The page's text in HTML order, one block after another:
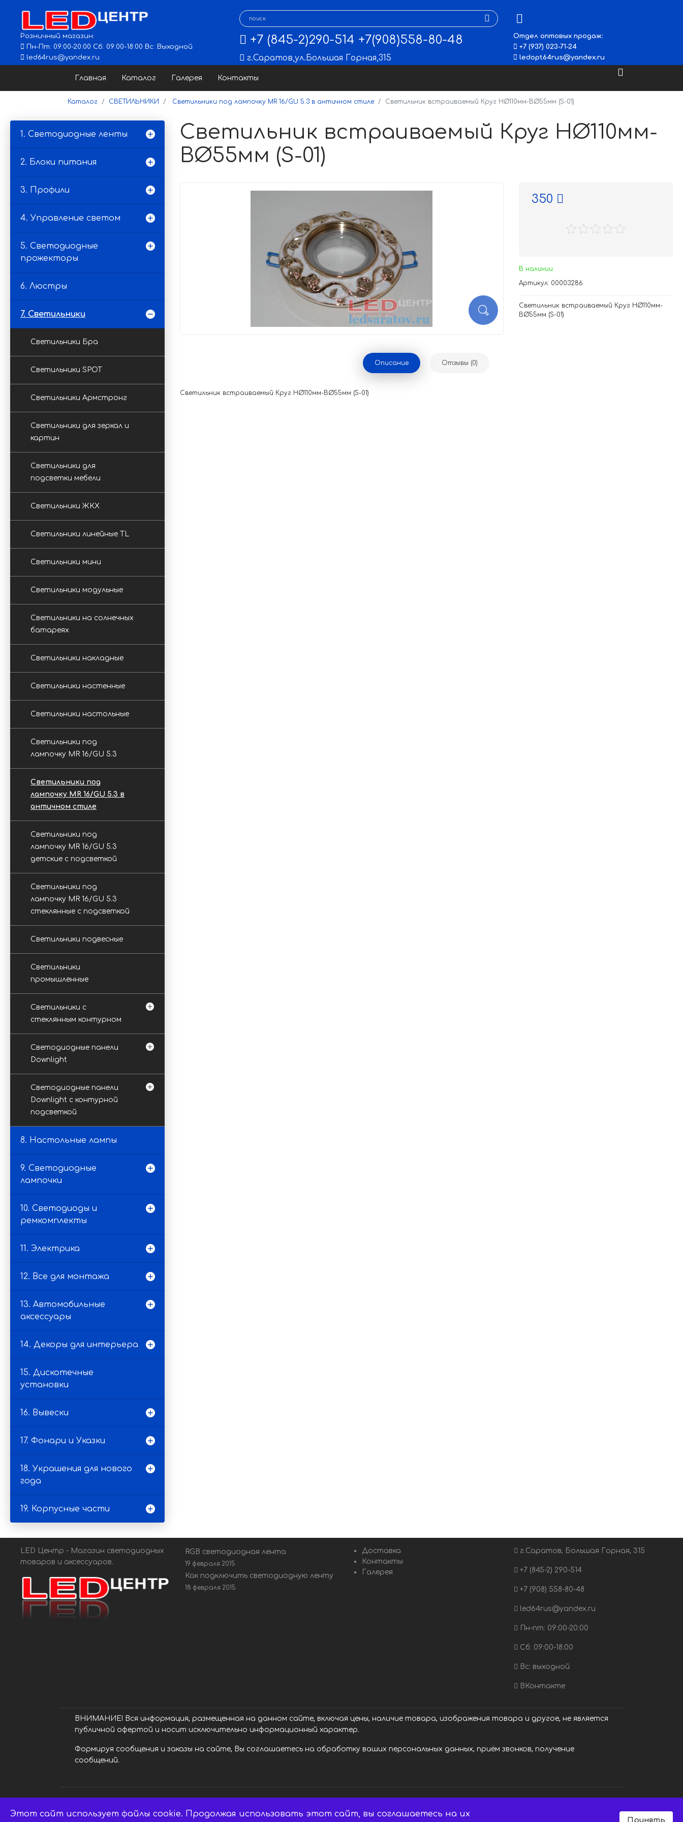
Розничный магазин:
Пн-Пт: 09:00-20:00 Сб: 09:00-18:00 Вс: Выходной
led64rus@yandex.ru
+7 (845-2)290-514 +7(908)558-80-48
г.Саратов,ул.Большая Горная,315
Отдел оптовых продаж:
+7 (937) 023-71-24
ledopt64rus@yandex.ru
Главная Каталог Галерея Контакты
Каталог СВЕТИЛЬНИКИ Светильники под лампочку MR 16/GU 5.3 в античном стиле Светильник встраиваемый Круг НØ110мм-ВØ55мм (S-01)
1. Светодиодные ленты
2. Блоки питания
3. Профили
4. Управление светом
5. Светодиодные
прожекторы
6. Люстры
7. Светильники
Светильники Бра
Светильники SPOT
Светильники Армстронг
Светильники для зеркал и
картин
Светильники для
подсветки мебели
Светильники ЖКХ
Светильники линейные TL
Светильники мини
Светильники модульные
Светильники на солнечных
батареях
Светильники накладные
Светильники настенные
Светильники настольные
Светильники под
лампочку MR 16/GU 5.3
Светильники под
лампочку MR 16/GU 5.3 в
античном стиле
Светильники под
лампочку MR 16/GU 5.3
детские с подсветкой
Светильники под
лампочку MR 16/GU 5.3
стеклянные с подсветкой
Светильники подвесные
Светильники
промышленные
Светильники с
стеклянным контурном
Светодиодные панели
Downlight
Светодиодные панели
Downlight с контурной
подсветкой
8. Настольные лампы
9. Светодиодные
лампочки
10. Светодиоды и
ремкомплекты
11. Электрика
12. Все для монтажа
13. Автомобильные
аксессуары
14. Декоры для интерьера
15. Дискотечные
установки
16. Вывески
17. Фонари и Указки
18. Украшения для нового
года
19. Корпусные части
Светильник встраиваемый Круг НØ110мм-
ВØ55мм (S-01)
350
В наличии
Артикул: 00003286
Светильник встраиваемый Круг НØ110мм-
ВØ55мм (S-01)
Описание Отзывы (0)
Светильник встраиваемый Круг НØ110мм-ВØ55мм (S-01)
LED Центр - Магазин светодиодных
товаров и аксессуаров.
RGB светодиодная лента
19 февраля 2015
Как подключить светодиодную ленту
18 февраля 2015
Доставка
Контакты
Галерея
г.Саратов, Большая Горная, 315
+7 (845-2) 290-514
+7 (908) 558-80-48
led64rus@yandex.ru
Пн-пт: 09:00-20:00
Сб: 09:00-18:00
Вс: выходной
ВКонтакте
ВНИМАНИЕ! Вся информация, размещенная на данном сайте, включая цены, наличие товара, изображения товара и другое, не является
публичной офертой и носит исключительно информационный характер.
Формируя сообщения и заказы на сайте, Вы соглашаетесь на обработку ваших персональных данных, приём звонков, получение
сообщений.
LED центр. © 2014 - 2026 ledsaratov.ru. Все права защищены.
Этот сайт использует файлы cookie. Продолжая использовать этот сайт, вы соглашаетесь на их
Принять